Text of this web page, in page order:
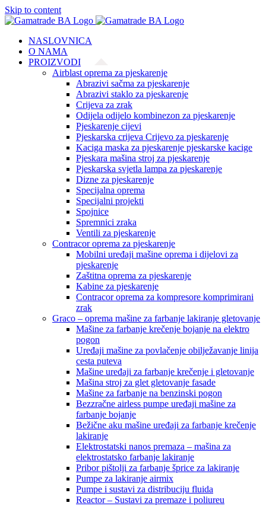
Skip to content
NASLOVNICA
O NAMA
PROIZVODI
Airblast oprema za pjeskarenje
Abrazivi sačma za pjeskarenje
Abrazivi staklo za pjeskarenje
Crijeva za zrak
Odijela odijelo kombinezon za pjeskarenje
Pjeskarenje cijevi
Pjeskarska crijeva Crijevo za pjeskarenje
Kaciga maska za pjeskarenje pjeskarske kacige
Pjeskara mašina stroj za pjeskarenje
Pjeskarska svjetla lampa za pjeskarenje
Dizne za pjeskarenje
Specijalna oprema
Specijalni projekti
Spojnice
Spremnici zraka
Ventili za pjeskarenje
Contracor oprema za pjeskarenje
Mobilni uređaji mašine oprema i dijelovi za
pjeskarenje
Zaštitna oprema za pjeskarenje
Kabine za pjeskarenje
Contracor oprema za kompresore komprimirani
zrak
Graco – oprema mašine za farbanje lakiranje gletovanje
Mašine za farbanje krečenje bojanje na elektro
pogon
Uređaji mašine za povlačenje obilježavanje linija
cesta puteva
Mašine uređaji za farbanje krečenje i gletovanje
Mašina stroj za glet gletovanje fasade
Mašine za farbanje na benzinski pogon
Bezzračne airless pumpe uređaji mašine za
farbanje bojanje
Bežične aku mašine uređaji za farbanje krečenje
lakiranje
Elektrostatski nanos premaza – mašina za
elektrostatsko farbanje lakiranje
Pribor pištolji za farbanje šprice za lakiranje
Pumpe za lakiranje airmix
Pumpe i sustavi za distribuciju fluida
Reactor – Sustavi za premaze i poliureu